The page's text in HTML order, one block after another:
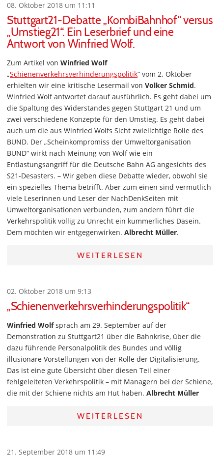
08. Oktober 2018 um 11:11
Stuttgart21-Debatte „KombiBahnhof“ versus
„Umstieg21“. Ein Leserbrief und eine
Antwort von Winfried Wolf.
Zum Artikel von Winfried Wolf
„Schienenverkehrsverhinderungspolitik“ vom 2. Oktober
erhielten wir eine kritische Lesermail von Volker Schmid.
Winfried Wolf antwortet darauf ausführlich. Es geht dabei um
die Spaltung des Widerstandes gegen Stuttgart 21 und um
zwei verschiedene Konzepte für den Umstieg. Es geht dabei
auch um die aus Winfried Wolfs Sicht zwielichtige Rolle des
BUND. Der „Scheinkompromiss der Umweltorganisation
BUND“ wirkt nach Meinung von Wolf wie ein
Entlastungsangriff für die Deutsche Bahn AG angesichts des
S21-Desasters. – Wir geben diese Debatte wieder, obwohl sie
ein spezielles Thema betrifft. Aber zum einen sind vermutlich
viele Leserinnen und Leser der NachDenkSeiten mit
Umweltorganisationen verbunden, zum andern führt die
Verkehrspolitik völlig zu Unrecht ein kümmerliches Dasein.
Dem möchten wir entgegenwirken. Albrecht Müller.
WEITERLESEN
02. Oktober 2018 um 9:13
„Schienenverkehrsverhinderungspolitik“
Winfried Wolfsprach am 29. September auf der
Demonstration zu Stuttgart21 über die Bahnkrise, über die
dazu führende Personalpolitik des Bundes und völlig
illusionäre Vorstellungen von der Rolle der Digitalisierung.
Das ist eine gute Übersicht über diesen Teil einer
fehlgeleiteten Verkehrspolitik – mit Managern bei der Schiene,
die mit der Schiene nichts am Hut haben. Albrecht Müller
WEITERLESEN
21. September 2018 um 11:49